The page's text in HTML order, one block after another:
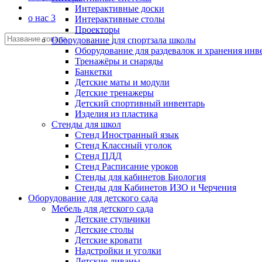
о нас 3
Интерактивные доски
Интерактивные столы
Проекторы
Оборудование для спортзала школы
Оборудование для раздевалок и хранения
Тренажёры и снаряды
Банкетки
Детские маты и модули
Детские тренажеры
Детский спортивный инвентарь
Изделия из пластика
Стенды для школ
Стенд Иностранный язык
Стенд Классный уголок
Стенд ПДД
Стенд Расписание уроков
Стенды для кабинетов Биология
Стенды для Кабинетов ИЗО и Черчения
Оборудование для детского сада
Мебель для детского сада
Детские стульчики
Детские столы
Детские кровати
Надстройки и уголки